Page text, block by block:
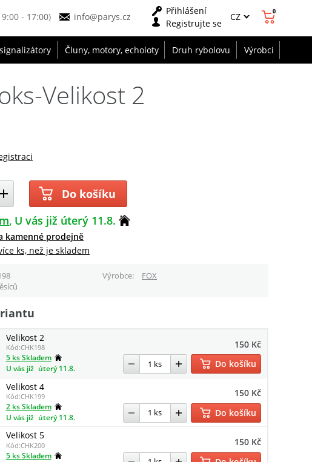
9:00 - 17:00) info@parys.cz
Přihlášení
Registrujte se
CZ 0
Čluny, motory, echoloty Druh rybolovu Výrobci
Velikost 2
Do košíku
U vás již úterý 11.8.
kamenné prodejně
ks, než je skladem
Výrobce
FOX
Velikost 2
Kód:CHK198 150 Kč
5 ks Skladem
U vás již úterý 11.8.
Do košíku
Velikost 4
Kód:CHK199 150 Kč
2 ks Skladem
U vás již úterý 11.8.
Do košíku
Velikost 5
Kód:CHK200 150 Kč
5 ks Skladem